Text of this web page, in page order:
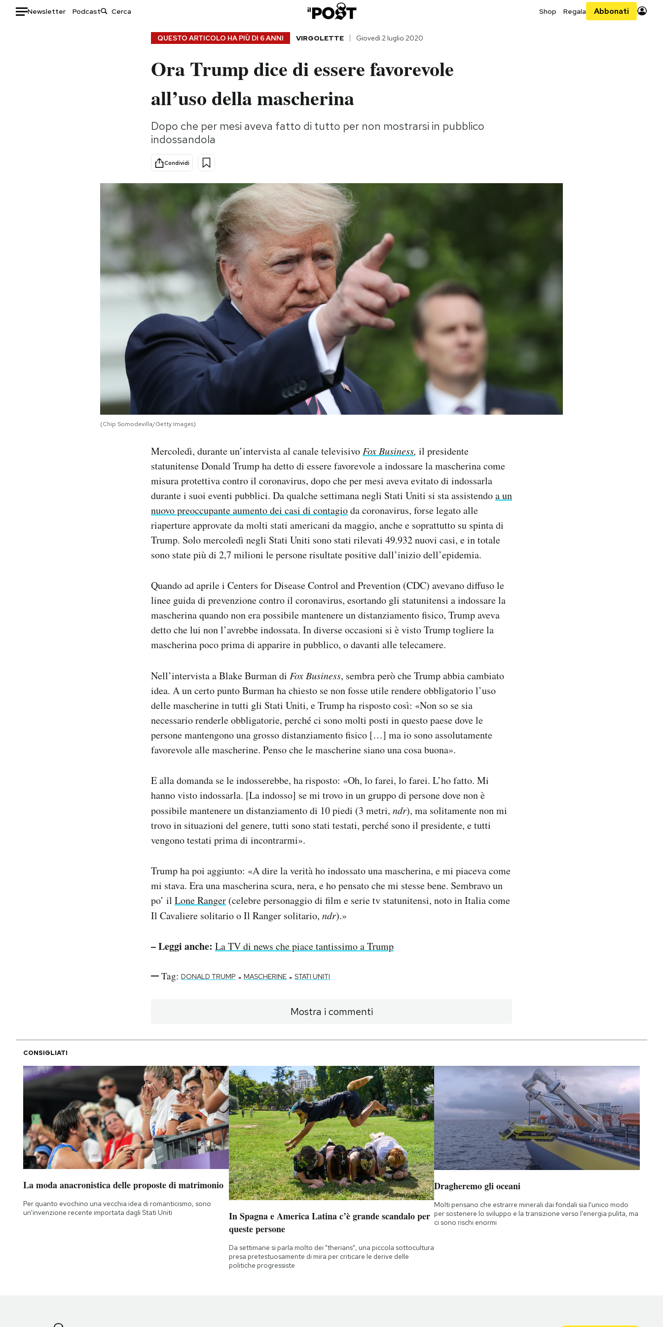
Newsletter Podcast Shop Regala Abbonati
Storie/Idee
Ok Boomer!
Altrecose
AREA PERSONALE
QUESTO ARTICOLO HA PIÙ DI 6 ANNI VIRGOLETTE Giovedì 2 luglio 2020
Ora Trump dice di essere favorevole
all’uso della mascherina
Dopo che per mesi aveva fatto di tutto per non mostrarsi in pubblico
indossandola
Condividi
(Chip Somodevilla/Getty Images)
Mercoledì, durante un’intervista al canale televisivoFox Business, il presidente
statunitense Donald Trump ha detto di essere favorevole a indossare la mascherina come
misura protettiva contro il coronavirus, dopo che per mesi aveva evitato di indossarla
durante i suoi eventi pubblici. Da qualche settimana negli Stati Uniti si sta assistendoa un
nuovo preoccupante aumento dei casi di contagioda coronavirus, forse legato alle
riaperture approvate da molti stati americani da maggio, anche e soprattutto su spinta di
Trump. Solo mercoledì negli Stati Uniti sono stati rilevati 49.932 nuovi casi, e in totale
sono state più di 2,7 milioni le persone risultate positive dall’inizio dell’epidemia.
Quando ad aprile i Centers for Disease Control and Prevention (CDC) avevano diffuso le
linee guida di prevenzione contro il coronavirus, esortando gli statunitensi a indossare la
mascherina quando non era possibile mantenere un distanziamento fisico, Trump aveva
detto che lui non l’avrebbe indossata. In diverse occasioni si è visto Trump togliere la
mascherina poco prima di apparire in pubblico, o davanti alle telecamere.
Nell’intervista a Blake Burman di Fox Business, sembra però che Trump abbia cambiato
idea. A un certo punto Burman ha chiesto se non fosse utile rendere obbligatorio l’uso
delle mascherine in tutti gli Stati Uniti, e Trump ha risposto così: «Non so se sia
necessario renderle obbligatorie, perché ci sono molti posti in questo paese dove le
persone mantengono una grosso distanziamento fisico […] ma io sono assolutamente
favorevole alle mascherine. Penso che le mascherine siano una cosa buona».
E alla domanda se le indosserebbe, ha risposto: «Oh, lo farei, lo farei. L’ho fatto. Mi
hanno visto indossarla. [La indosso] se mi trovo in un gruppo di persone dove non è
possibile mantenere un distanziamento di 10 piedi (3 metri, ndr), ma solitamente non mi
trovo in situazioni del genere, tutti sono stati testati, perché sono il presidente, e tutti
vengono testati prima di incontrarmi».
Trump ha poi aggiunto: «A dire la verità ho indossato una mascherina, e mi piaceva come
mi stava. Era una mascherina scura, nera, e ho pensato che mi stesse bene. Sembravo un
po’ il Lone Ranger (celebre personaggio di film e serie tv statunitensi, noto in Italia come
Il Cavaliere solitario o Il Ranger solitario, ndr).»
– Leggi anche: La TV di news che piace tantissimo a Trump
Tag: DONALD TRUMP - MASCHERINE - STATI UNITI
Mostra i commenti
CONSIGLIATI
La moda anacronistica delle proposte di matrimonio
Per quanto evochino una vecchia idea di romanticismo, sono
un'invenzione recente importata dagli Stati Uniti
In Spagna e America Latina c’è grande scandalo per
queste persone
Da settimane si parla molto dei "therians", una piccola sottocultura
presa pretestuosamente di mira per criticare le derive delle
politiche progressiste
Dragheremo gli oceani
Molti pensano che estrarre minerali dai fondali sia l'unico modo
per sostenere lo sviluppo e la transizione verso l'energia pulita, ma
ci sono rischi enormi